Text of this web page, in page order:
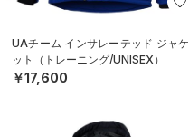
UAチーム インサレーテッド ジャケ
ット（トレーニング/UNISEX）
￥17,600